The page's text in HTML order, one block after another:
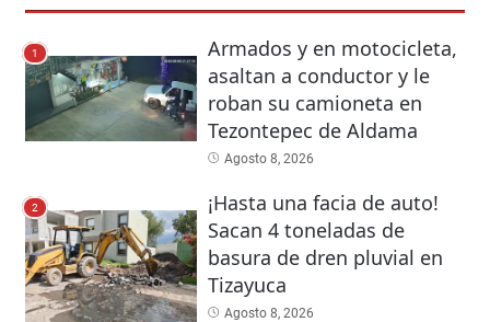
1
Armados y en motocicleta,
asaltan a conductor y le
roban su camioneta en
Tezontepec de Aldama
Agosto 8, 2026
2
¡Hasta una facia de auto!
Sacan 4 toneladas de
basura de dren pluvial en
Tizayuca
Agosto 8, 2026